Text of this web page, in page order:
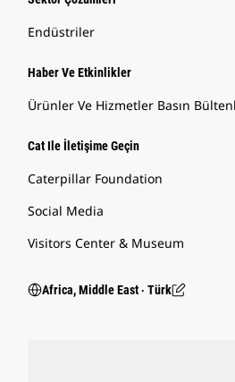
Endüstriler
Haber Ve Etkinlikler
Ürünler Ve Hizmetler Basın
Cat Ile İletişime Geçin
Caterpillar Foundation
Social Media
Visitors Center & Museum
Africa, Middle East ‧ Türk